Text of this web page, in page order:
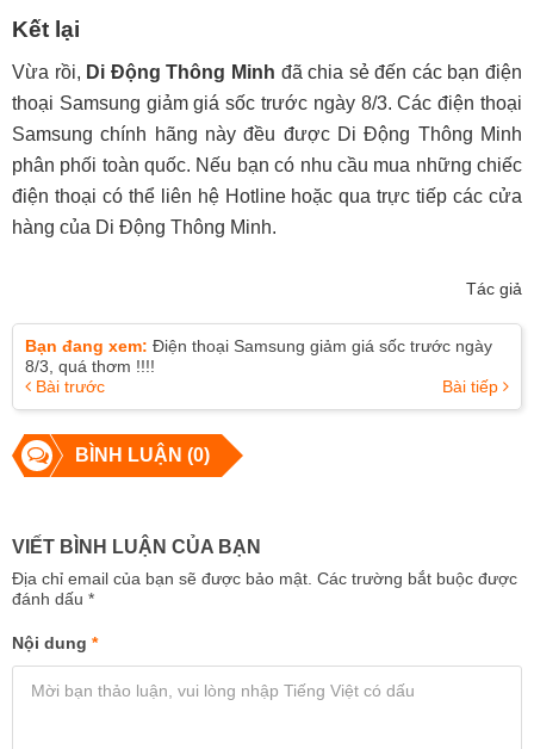
Kết lại
Vừa rồi, Di Động Thông Minh đã chia sẻ đến các bạn điện
thoại Samsung giảm giá sốc trước ngày 8/3. Các điện thoại
Samsung chính hãng này đều được Di Động Thông Minh
phân phối toàn quốc. Nếu bạn có nhu cầu mua những chiếc
điện thoại có thể liên hệ Hotline hoặc qua trực tiếp các cửa
hàng của Di Động Thông Minh.
Tác giả
Bạn đang xem: Điện thoại Samsung giảm giá sốc trước ngày
8/3, quá thơm !!!!
Bài trước
Bài tiếp
BÌNH LUẬN (0)
VIẾT BÌNH LUẬN CỦA BẠN
Địa chỉ email của bạn sẽ được bảo mật. Các trường bắt buộc được
đánh dấu *
Nội dung *